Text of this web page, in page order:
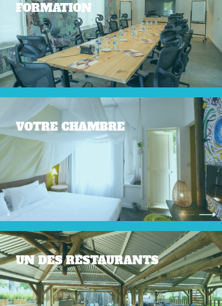
FORMATION
VOTRE CHAMBRE
UN DES RESTAURANTS